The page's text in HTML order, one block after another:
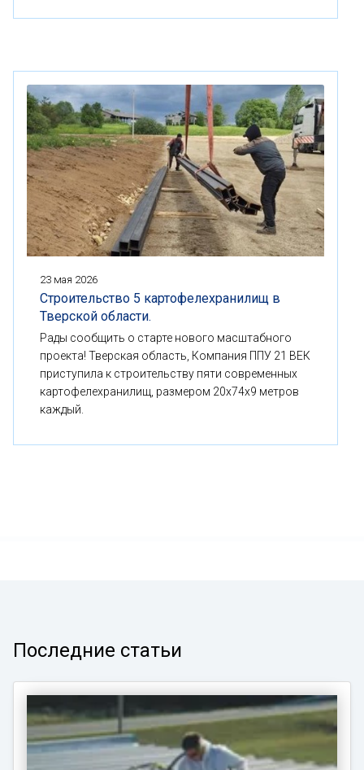
23 мая 2026
Строительство 5 картофелехранилищ в
Тверской области.
Рады сообщить о старте нового масштабного
проекта! Тверская область, Компания ППУ 21 ВЕК
приступила к строительству пяти современных
картофелехранилищ, размером 20x74x9 метров
каждый.
Последние статьи